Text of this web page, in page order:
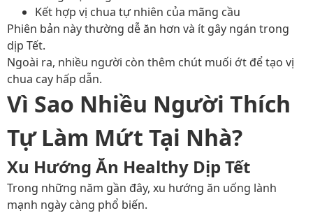
Kết hợp vị chua tự nhiên của mãng cầu
Phiên bản này thường dễ ăn hơn và ít gây ngán trong
dịp Tết.
Ngoài ra, nhiều người còn thêm chút muối ớt để tạo vị
chua cay hấp dẫn.
Vì Sao Nhiều Người Thích
Tự Làm Mứt Tại Nhà?
Xu Hướng Ăn Healthy Dịp Tết
Trong những năm gần đây, xu hướng ăn uống lành
mạnh ngày càng phổ biến.